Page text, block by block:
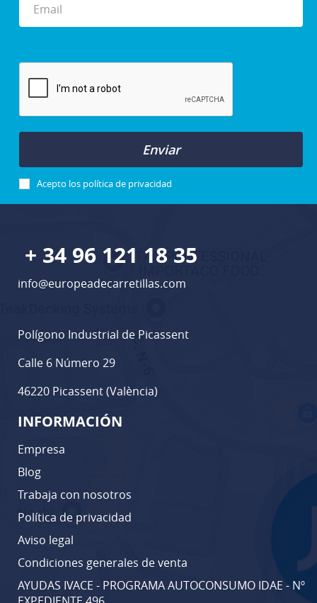
Enviar
Acepto los política de privacidad
+ 34 96 121 18 35
info@europeadecarretillas.com
Polígono Industrial de Picassent
Calle 6 Número 29
46220 Picassent (València)
INFORMACIÓN
Empresa
Blog
Trabaja con nosotros
Política de privacidad
Aviso legal
Condiciones generales de venta
AYUDAS IVACE - PROGRAMA AUTOCONSUMO IDAE - Nº